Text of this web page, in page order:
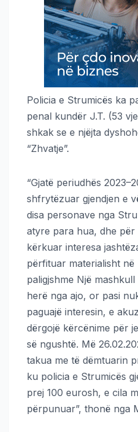
Policia e Strumicës ka
penal kundër J.T. (53
shkak se e njëjta
“Zhvatje”.
“Gjatë periudhës
shfrytëzuar gjendjen e
disa personave nga
atyre para hua, dhe
kërkuar interesa
përfituar materialisht në
paligjshme Një
herë nga ajo, or pasi
paguajë interesin, e
dërgojë kërcënime për
së ngushtë. Më
takua me të dëmtuarin
ku policia e Strumicës
prej 100 eurosh, e cila
përpunuar”, thonë nga